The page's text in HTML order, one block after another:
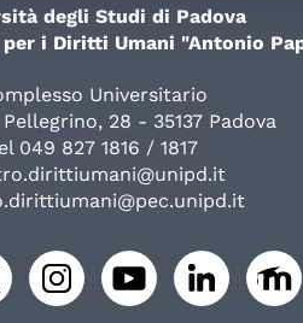
degli Studi di Padova
i Diritti Umani "Antonio
Universitario
28 - 35137 Padova
049 827 1816 / 1817